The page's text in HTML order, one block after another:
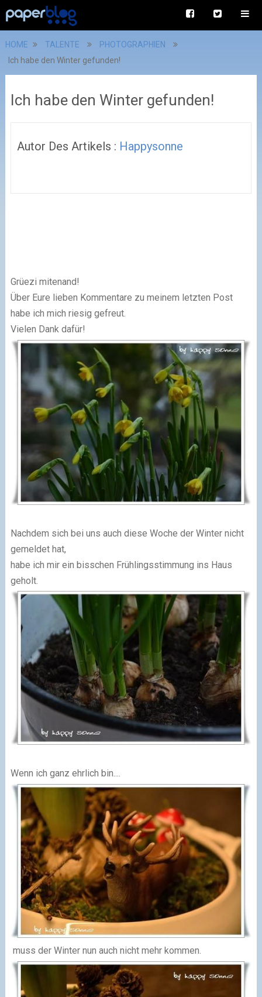
HOME TALENTE
PHOTOGRAPHIEN
Ich habe den Winter gefunden!
Ich habe den Winter gefunden!
Autor Des Artikels : Happysonne
Grüezi mitenand!
Über Eure lieben Kommentare zu meinem letzten Post
habe ich mich riesig gefreut.
Vielen Dank dafür!
Nachdem sich bei uns auch diese Woche der Winter nicht
gemeldet hat,
habe ich mir ein bisschen Frühlingsstimmung ins Haus
geholt.
Wenn ich ganz ehrlich bin....
muss der Winter nun auch nicht mehr kommen.